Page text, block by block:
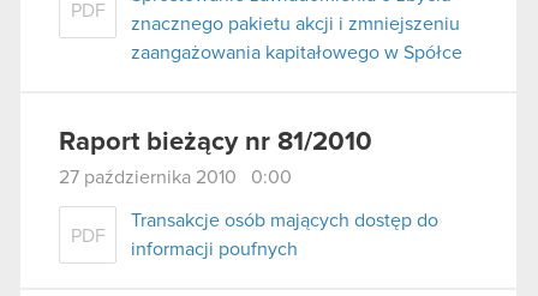
PDF
znacznego pakietu akcji i zmniejszeniu
zaangażowania kapitałowego w Spółce
Raport bieżący nr 81/2010
27 października 2010 0:00
PDF
Transakcje osób mających dostęp do
informacji poufnych